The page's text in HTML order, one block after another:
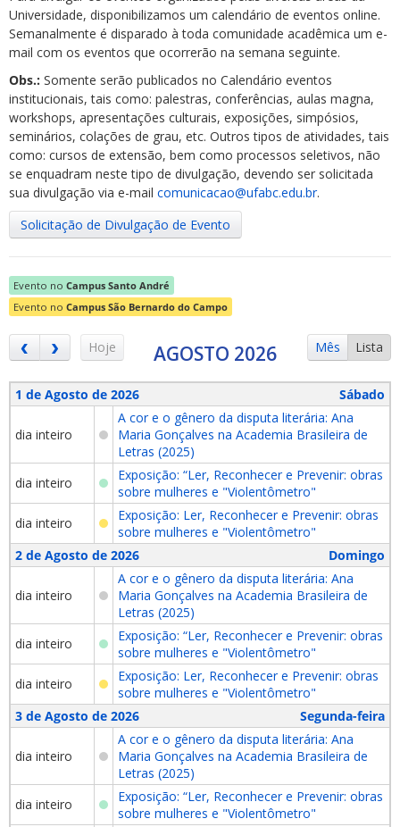
Universidade, disponibilizamos um calendário de eventos online.
Semanalmente é disparado à toda comunidade acadêmica um e-
mail com os eventos que ocorrerão na semana seguinte.
Obs.: Somente serão publicados no Calendário eventos
institucionais, tais como: palestras, conferências, aulas magna,
workshops, apresentações culturais, exposições, simpósios,
seminários, colações de grau, etc. Outros tipos de atividades, tais
como: cursos de extensão, bem como processos seletivos, não
se enquadram neste tipo de divulgação, devendo ser solicitada
sua divulgação via e-mail comunicacao@ufabc.edu.br.
Solicitação de Divulgação de Evento
Evento no Campus Santo André
Evento no Campus São Bernardo do Campo
Hoje Mês Lista
AGOSTO 2026
1 de Agosto de 2026 Sábado
dia inteiro
A cor e o gênero da disputa literária: Ana
Maria Gonçalves na Academia Brasileira de
Letras (2025)
dia inteiro
Exposição: “Ler, Reconhecer e Prevenir: obras
sobre mulheres e "Violentômetro"
dia inteiro
Exposição: Ler, Reconhecer e Prevenir: obras
sobre mulheres e "Violentômetro"
2 de Agosto de 2026
Domingo
dia inteiro
A cor e o gênero da disputa literária: Ana
Maria Gonçalves na Academia Brasileira de
Letras (2025)
dia inteiro
Exposição: “Ler, Reconhecer e Prevenir: obras
sobre mulheres e "Violentômetro"
dia inteiro
Exposição: Ler, Reconhecer e Prevenir: obras
sobre mulheres e "Violentômetro"
3 de Agosto de 2026
Segunda-feira
dia inteiro
A cor e o gênero da disputa literária: Ana
Maria Gonçalves na Academia Brasileira de
Letras (2025)
dia inteiro
Exposição: “Ler, Reconhecer e Prevenir: obras
sobre mulheres e "Violentômetro"